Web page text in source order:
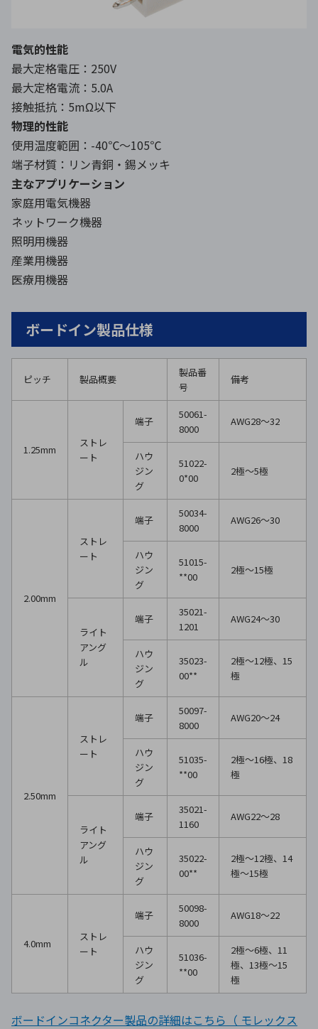
電気的性能
最大定格電圧：250V
最大定格電流：5.0A
接触抵抗：5mΩ以下
物理的性能
使用温度範囲：-40℃～105℃
端子材質：リン青銅・錫メッキ
主なアプリケーション
家庭用電気機器
ネットワーク機器
照明用機器
産業用機器
医療用機器
ボードイン製品仕様
ピッチ 製品概要
製品番
号
備考
1.25mm
ストレ
ート
端子
50061-
8000
AWG28〜32
ハウ
ジン
グ
51022-
0*00
2極〜5極
2.00mm
ストレ
ート
端子
50034-
8000
AWG26〜30
ハウ
ジン
グ
51015-
**00
2極〜15極
ライト
アング
ル
端子
35021-
1201
AWG24〜30
ハウ
ジン
グ
35023-
00**
2極〜12極、15
極
2.50mm
ストレ
ート
端子
50097-
8000
AWG20〜24
ハウ
ジン
グ
51035-
**00
2極〜16極、18
極
ライト
アング
ル
端子
35021-
1160
AWG22〜28
ハウ
ジン
グ
35022-
00**
2極〜12極、14
極〜15極
4.0mm
ストレ
ート
端子
50098-
8000
AWG18〜22
ハウ
ジン
グ
51036-
**00
2極〜6極、11
極、13極〜15
極
ボードインコネクター製品の詳細はこちら（ モレックス